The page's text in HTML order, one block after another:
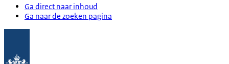
Ga direct naar inhoud
Ga naar de zoeken pagina